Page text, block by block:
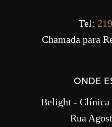
Tel:
Chamada para
ONDE
Belight - Clínica
Rua